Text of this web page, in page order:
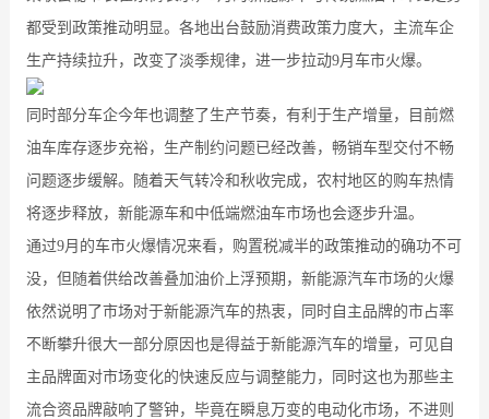
都受到政策推动明显。各地出台鼓励消费政策力度大，主流车企
生产持续拉升，改变了淡季规律，进一步拉动9月车市火爆。
同时部分车企今年也调整了生产节奏，有利于生产增量，目前燃
油车库存逐步充裕，生产制约问题已经改善，畅销车型交付不畅
问题逐步缓解。随着天气转冷和秋收完成，农村地区的购车热情
将逐步释放，新能源车和中低端燃油车市场也会逐步升温。
通过9月的车市火爆情况来看，购置税减半的政策推动的确功不可
没，但随着供给改善叠加油价上浮预期，新能源汽车市场的火爆
依然说明了市场对于新能源汽车的热衷，同时自主品牌的市占率
不断攀升很大一部分原因也是得益于新能源汽车的增量，可见自
主品牌面对市场变化的快速反应与调整能力，同时这也为那些主
流合资品牌敲响了警钟，毕竟在瞬息万变的电动化市场，不进则